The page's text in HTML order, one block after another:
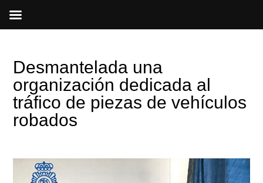
Desmantelada una
organización dedicada al
tráfico de piezas de vehículos
robados